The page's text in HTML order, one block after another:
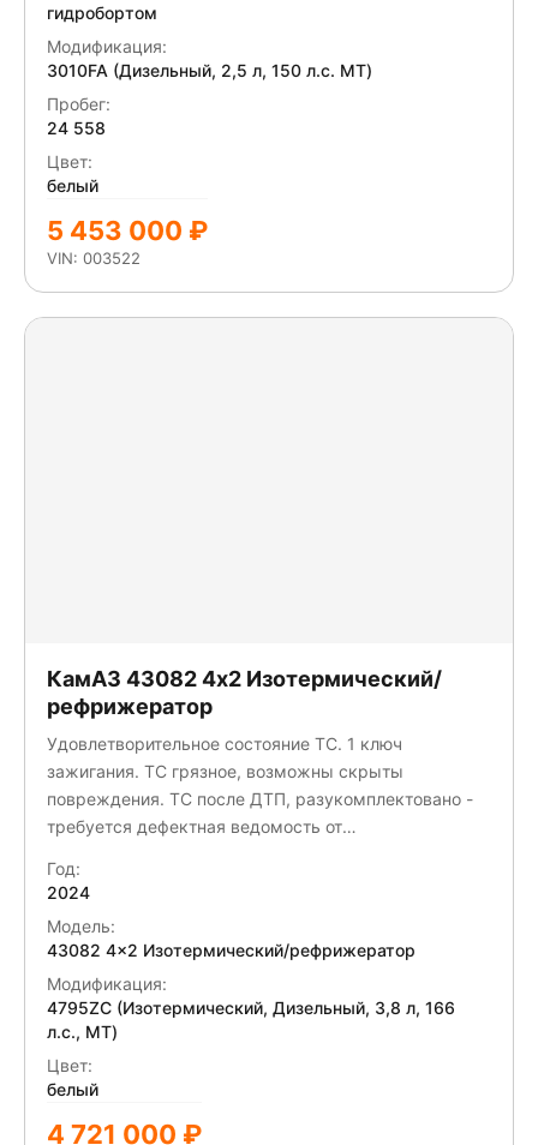
гидробортом
Модификация:
3010FA (Дизельный, 2,5 л, 150 л.с. МТ)
Пробег:
24 558
Цвет:
белый
5 453 000 ₽
VIN: 003522
КамАЗ 43082 4x2 Изотермический/
рефрижератор
Удовлетворительное состояние ТС. 1 ключ
зажигания. ТС грязное, возможны скрыты
повреждения. ТС после ДТП, разукомплектовано -
требуется дефектная ведомость от
ходу. Отсутствует запасное колесо. АКБ разряжен-
лобовое стекло. Коррозия левой двери-ремонт.
Отсутствуют передний обтекатели капота справа и
слева. Отсутствует капот. Отсутствует решетка
радиатора. Отсутствует передний бампер.
Отсутствуют фары. Отсутствует панели передних
фар. Отсутствуют противотуманные фары.
Отсутствует усилитель переднего бампера. Сломано
правое боковое зеркало.
Год:
2024
Модель:
43082 4x2 Изотермический/рефрижератор
Модификация:
4795ZC (Изотермический, Дизельный, 3,8 л, 166
л.с., МТ)
Цвет:
белый
4 721 000 ₽